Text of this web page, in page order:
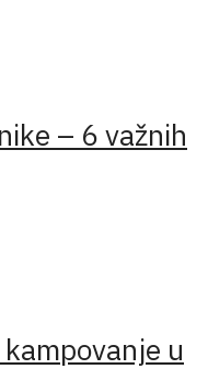
– 6 važnih
u